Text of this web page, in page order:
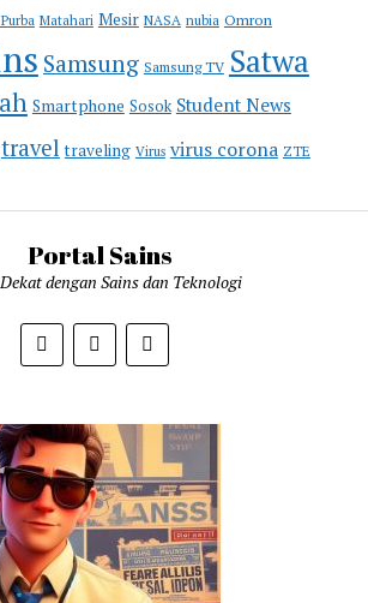
Matahari Mesir NASA nubia Omron
Samsung Samsung TV Satwa
Smartphone Sosok Student News
travel traveling Virus virus corona ZTE
Portal Sains
dengan Sains dan Teknologi